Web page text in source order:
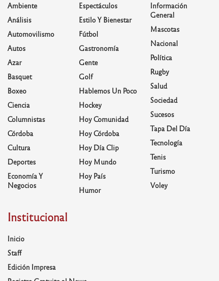
Ambiente
Análisis
Automovilismo
Autos
Azar
Basquet
Boxeo
Ciencia
Columnistas
Córdoba
Cultura
Deportes
Economía Y
Negocios
Espectáculos
Estilo Y Bienestar
Fútbol
Gastronomía
Gente
Golf
Hablemos Un Poco
Hockey
Hoy Comunidad
Hoy Córdoba
Hoy Día Clip
Hoy Mundo
Hoy País
Humor
Información
General
Mascotas
Nacional
Política
Rugby
Salud
Sociedad
Sucesos
Tapa Del Día
Tecnología
Tenis
Turismo
Voley
Institucional
Inicio
Staff
Edición Impresa